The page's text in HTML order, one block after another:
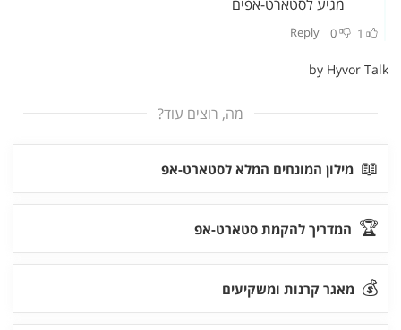
מה, רוצים עוד?
📖 מילון המונחים המלא לסטארט-אפ
🏆 המדריך להקמת סטארט-אפ
💰 מאגר קרנות ומשקיעים